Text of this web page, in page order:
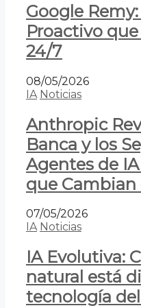
Google
Proactivo
24/7
08/05/2026
IA Noticias
Anthropic
Banca y los
Agentes de
que Cambian
07/05/2026
IA Noticias
IA Evolutiva:
natural está
tecnología